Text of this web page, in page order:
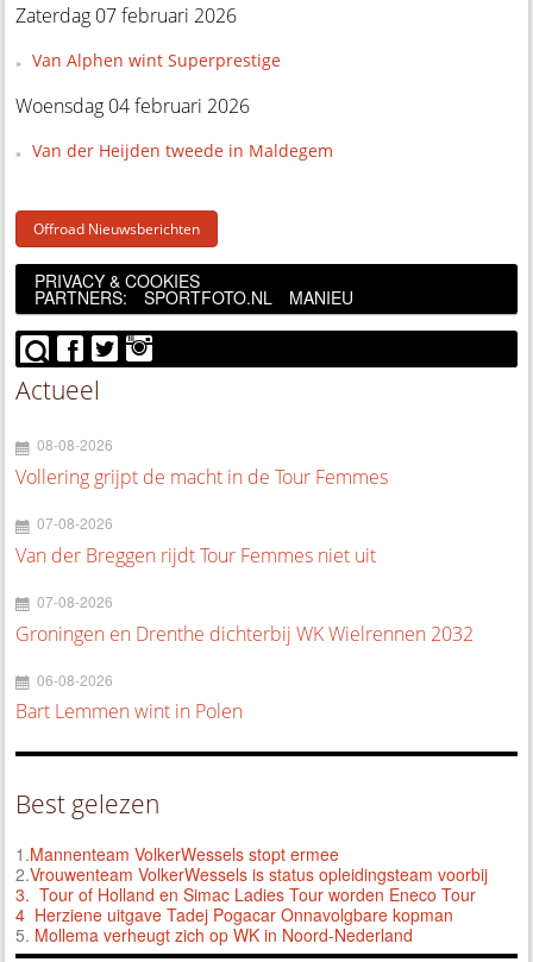
Zaterdag 07 februari 2026
Van Alphen wint Superprestige
Woensdag 04 februari 2026
Van der Heijden tweede in Maldegem
Offroad Nieuwsberichten
PRIVACY & COOKIES
PARTNERS: SPORTFOTO.NL MANIEU
Actueel
08-08-2026
Vollering grijpt de macht in de Tour Femmes
07-08-2026
Van der Breggen rijdt Tour Femmes niet uit
07-08-2026
Groningen en Drenthe dichterbij WK Wielrennen 2032
06-08-2026
Bart Lemmen wint in Polen
Best gelezen
1.Mannenteam VolkerWessels stopt ermee
2.Vrouwenteam VolkerWessels is status opleidingsteam voorbij
3. Tour of Holland en Simac Ladies Tour worden Eneco Tour
4 Herziene uitgave Tadej Pogacar Onnavolgbare kopman
5. Mollema verheugt zich op WK in Noord-Nederland